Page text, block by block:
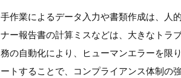
手作業によるデータ入力や書類作成は、人
ナー報告書の計算ミスなどは、大きなトラ
務の自動化により、ヒューマンエラーを限
ートすることで、コンプライアンス体制の